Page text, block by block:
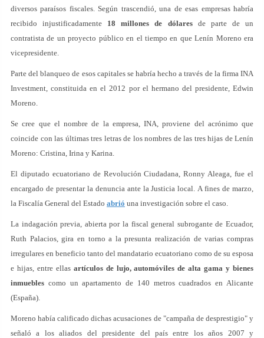
diversos paraísos fiscales. Según trascendió, una de esas empresas habría
recibido injustificadamente 18 millones de dólaresde parte de un
contratista de un proyecto público en el tiempo en que Lenín Moreno era
vicepresidente.
Parte del blanqueo de esos capitales se habría hecho a través de la firma INA
Investment, constituida en el 2012 por el hermano del presidente, Edwin
Moreno.
Se cree que el nombre de la empresa, INA, proviene del acrónimo que
coincide con las últimas tres letras de los nombres de las tres hijas de Lenín
Moreno: Cristina, Irina y Karina.
El diputado ecuatoriano de Revolución Ciudadana, Ronny Aleaga, fue el
encargado de presentar la denuncia ante la Justicia local. A fines de marzo,
la Fiscalía General del Estado abrió una investigación sobre el caso.
La indagación previa, abierta por la fiscal general subrogante de Ecuador,
Ruth Palacios, gira en torno a la presunta realización de varias compras
irregulares en beneficio tanto del mandatario ecuatoriano como de su esposa
e hijas, entre ellas artículos de lujo, automóviles de alta gama y bienes
inmuebles como un apartamento de 140 metros cuadrados en Alicante
(España).
Moreno había calificado dichas acusaciones de "campaña de desprestigio" y
señaló a los aliados del presidente del país entre los años 2007 y